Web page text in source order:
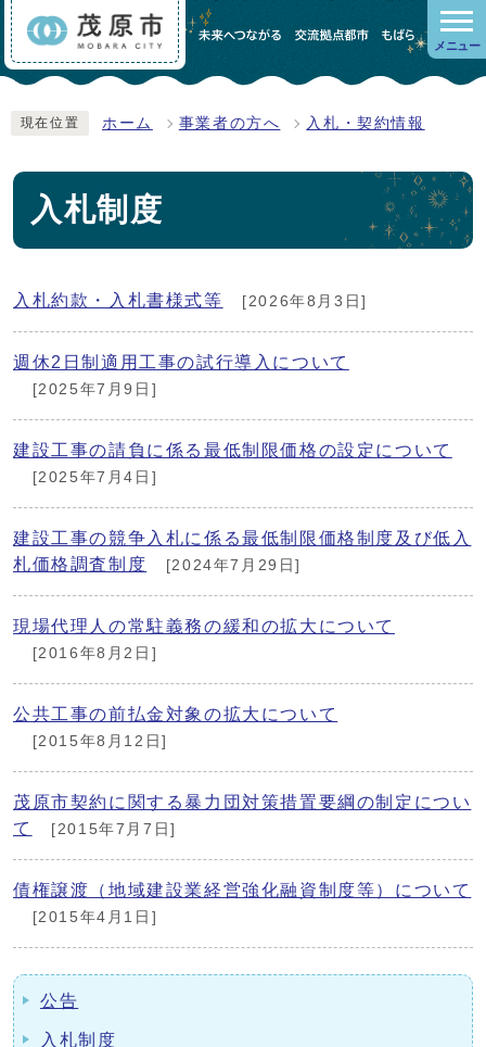
メニュー
現在位置 ホーム 事業者の方へ 入札・契約情報
入札制度
入札約款・入札書様式等 [2026年8月3日]
週休2日制適用工事の試行導入について
[2025年7月9日]
建設工事の請負に係る最低制限価格の設定について
[2025年7月4日]
建設工事の競争入札に係る最低制限価格制度及び低入
札価格調査制度
[2024年7月29日]
現場代理人の常駐義務の緩和の拡大について
[2016年8月2日]
公共工事の前払金対象の拡大について
[2015年8月12日]
茂原市契約に関する暴力団対策措置要綱の制定につい
て
[2015年7月7日]
債権譲渡（地域建設業経営強化融資制度等）について
[2015年4月1日]
公告
入札制度